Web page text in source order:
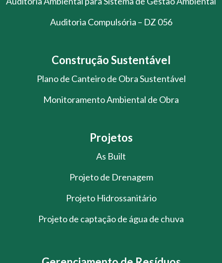
Auditoria Compulsória – DZ 056
Construção Sustentável
Plano de Canteiro de Obra Sustentável
Monitoramento Ambiental de Obra
Projetos
As Built
Projeto de Drenagem
Projeto Hidrossanitário
Projeto de captação de água de chuva